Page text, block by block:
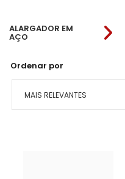
ALARGADOR EM
AÇO
Ordenar por
MAIS RELEVANTES